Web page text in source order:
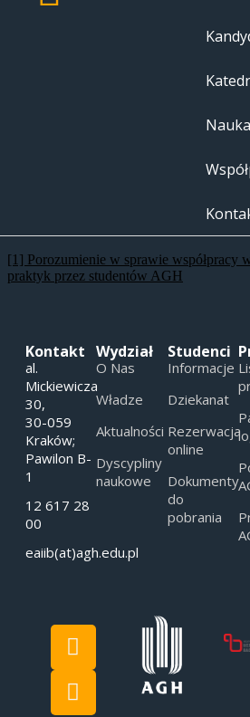
Nauka
[1] Porozumienie w sprawie współpracy
praktyk przez studentów AGH
Kontakt
al.
Mickiewicza
30,
30-059
Kraków;
Pawilon B-
1
12 617 28
00
eaiib(at)agh.edu.pl
Wydział
O Nas
Władze
Aktualności
Dyscypliny
naukowe
Studenci
Informacje
Dziekanat
Rezerwacja
online
Dokumenty
do
pobrania